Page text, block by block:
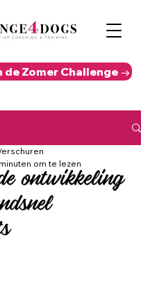
de Zomer Challenge →
ontwikkeling
om te lezen